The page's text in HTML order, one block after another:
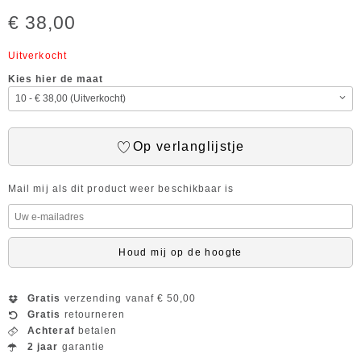
€ 38,00
Uitverkocht
Kies hier de maat
Op verlanglijstje
Mail mij als dit product weer beschikbaar is
Houd mij op de hoogte
Gratis verzending vanaf € 50,00
Gratis retourneren
Achteraf betalen
2 jaar garantie